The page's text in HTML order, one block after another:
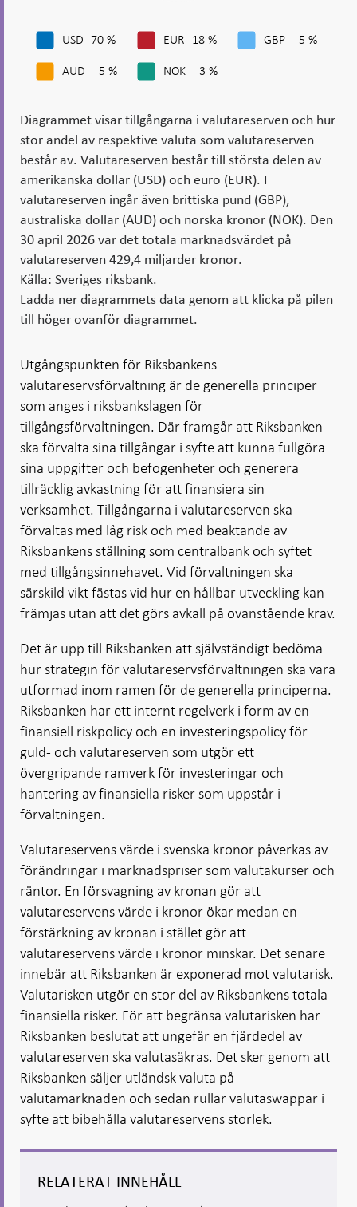
USD 70 % EUR 18 % GBP 5 %
AUD 5 % NOK 3 %
Diagrammet visar tillgångarna i valutareserven och hur
stor andel av respektive valuta som valutareserven
består av. Valutareserven består till största delen av
amerikanska dollar (USD) och euro (EUR). I
valutareserven ingår även brittiska pund (GBP),
australiska dollar (AUD) och norska kronor (NOK). Den
30 april 2026 var det totala marknadsvärdet på
valutareserven 429,4 miljarder kronor.
Källa: Sveriges riksbank.
Ladda ner diagrammets data genom att klicka på pilen
till höger ovanför diagrammet.
Utgångspunkten för Riksbankens
valutareservsförvaltning är de generella principer
som anges i riksbankslagen för
tillgångsförvaltningen. Där framgår att Riksbanken
ska förvalta sina tillgångar i syfte att kunna fullgöra
sina uppgifter och befogenheter och generera
tillräcklig avkastning för att finansiera sin
verksamhet. Tillgångarna i valutareserven ska
förvaltas med låg risk och med beaktande av
Riksbankens ställning som centralbank och syftet
med tillgångsinnehavet. Vid förvaltningen ska
särskild vikt fästas vid hur en hållbar utveckling kan
främjas utan att det görs avkall på ovanstående krav.
Det är upp till Riksbanken att självständigt bedöma
hur strategin för valutareservsförvaltningen ska vara
utformad inom ramen för de generella principerna.
Riksbanken har ett internt regelverk i form av en
finansiell riskpolicy och en investeringspolicy för
guld- och valutareserven som utgör ett
övergripande ramverk för investeringar och
hantering av finansiella risker som uppstår i
förvaltningen.
Valutareservens värde i svenska kronor påverkas av
förändringar i marknadspriser som valutakurser och
räntor. En försvagning av kronan gör att
valutareservens värde i kronor ökar medan en
förstärkning av kronan i stället gör att
valutareservens värde i kronor minskar. Det senare
innebär att Riksbanken är exponerad mot valutarisk.
Valutarisken utgör en stor del av Riksbankens totala
finansiella risker. För att begränsa valutarisken har
Riksbanken beslutat att ungefär en fjärdedel av
valutareserven ska valutasäkras. Det sker genom att
Riksbanken säljer utländsk valuta på
valutamarknaden och sedan rullar valutaswappar i
syfte att bibehålla valutareservens storlek.
RELATERAT INNEHÅLL